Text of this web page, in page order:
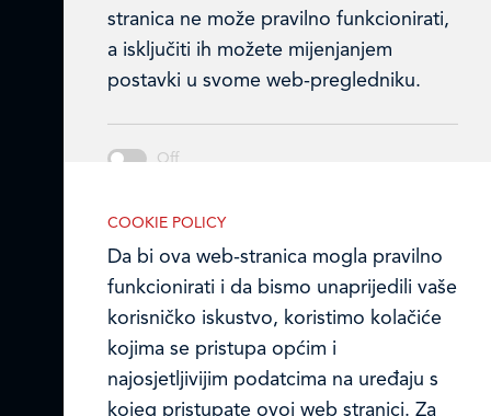
Ledo u inozemstvu
Privacy notice and Cookies
© LEDO plus d.o.o. 2026.
COOKIE POLICY
Da bi ova web-stranica mogla pravilno
funkcionirati i da bismo unaprijedili vaše
korisničko iskustvo, koristimo kolačiće
kojima se pristupa općim i
najosjetljivijim podatcima na uređaju s
kojeg pristupate ovoj web stranici. Za
stranica ne može pravilno funkcionirati,
a isključiti ih možete mijenjanjem
postavki u svome web-pregledniku.
Analitički kolačići pomažu nam
unaprijediti web-stranicu prikupljanjem i
analizom podataka o njeziinu korištenju.